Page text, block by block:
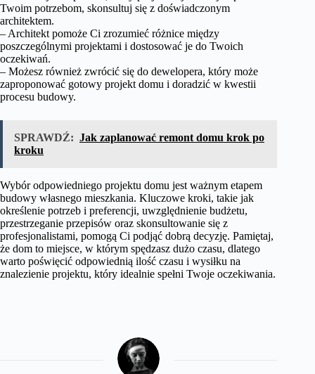
Twoim potrzebom, skonsultuj się z doświadczonym
architektem.
– Architekt pomoże Ci zrozumieć różnice między
poszczególnymi projektami i dostosować je do Twoich
oczekiwań.
– Możesz również zwrócić się do dewelopera, który może
zaproponować gotowy projekt domu i doradzić w kwestii
procesu budowy.
SPRAWDŹ: Jak zaplanować remont domu krok po
kroku
Wybór odpowiedniego projektu domu jest ważnym etapem
budowy własnego mieszkania. Kluczowe kroki, takie jak
określenie potrzeb i preferencji, uwzględnienie budżetu,
przestrzeganie przepisów oraz skonsultowanie się z
profesjonalistami, pomogą Ci podjąć dobrą decyzję. Pamiętaj,
że dom to miejsce, w którym spędzasz dużo czasu, dlatego
warto poświęcić odpowiednią ilość czasu i wysiłku na
znalezienie projektu, który idealnie spełni Twoje oczekiwania.